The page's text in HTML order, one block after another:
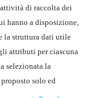
di raccolta dei
hanno a disposizione,
la struttura dati utile
attributi per ciascuna
selezionata la
solo ed